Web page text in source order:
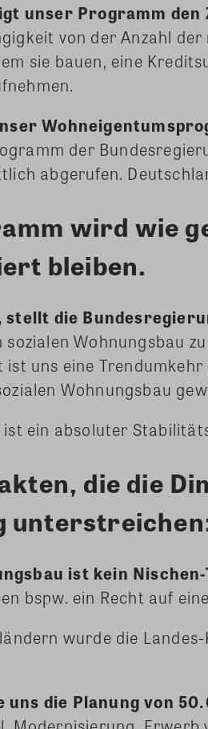
unser Programm den
von der Anzahl
sie bauen, eine
der
abgerufen.
wird wie
bleiben.
stellt die
sozialen Wohnungsbau
ist uns eine
Wohnungsbau
ist ein absoluter
die die
ist kein Nischen-
bspw. ein Recht auf
wurde die
uns die Planung von